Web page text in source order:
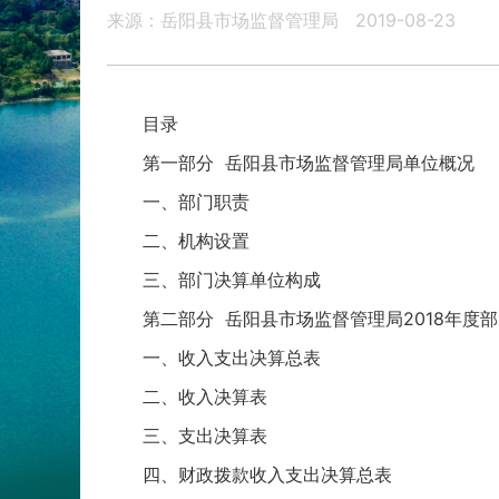
来源：岳阳县市场监督管理局 2019-08-23
目录
第一部分 岳阳县市场监督管理局单位概况
一、部门职责
二、机构设置
三、部门决算单位构成
第二部分 岳阳县市场监督管理局2018年度
一、收入支出决算总表
二、收入决算表
三、支出决算表
四、财政拨款收入支出决算总表